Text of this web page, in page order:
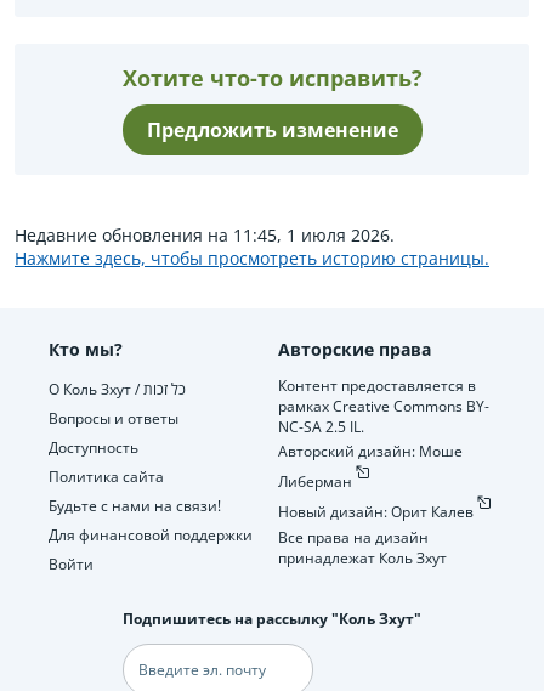
Хотите что-то исправить?
Предложить изменение
Недавние обновления на 11:45, 1 июля 2026.
Нажмите здесь, чтобы просмотреть историю страницы.
Кто мы?
О Коль Зхут / כל זכות
Вопросы и ответы
Доступность
Политика сайта
Будьте с нами на связи!
Для финансовой поддержки
Войти
Авторские права
Контент предоставляется в
рамках Creative Commons BY-
NC-SA 2.5 IL.
Авторский дизайн: Моше
Либерман
Новый дизайн: Орит Калев
Все права на дизайн
принадлежат Коль Зхут
Подпишитесь на рассылку "Коль Зхут"
Электронная
почта